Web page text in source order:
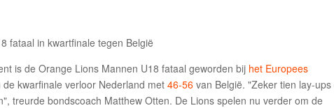
is de Orange Lions Mannen U18 fataal geworden bij het Europees
de kwarfinale verloor Nederland met46-56 van België. "Zeker tien lay-ups
treurde bondscoach Matthew Otten. De Lions spelen nu verder om de